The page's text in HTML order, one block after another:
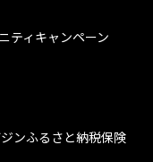
ティキャンペーン
ンふるさと納税保険